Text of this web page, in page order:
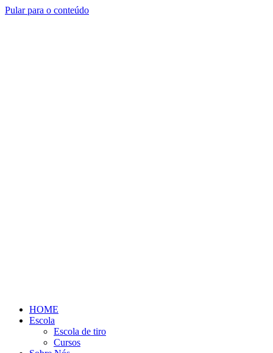
Pular para o conteúdo
HOME
Escola
Escola de tiro
Cursos